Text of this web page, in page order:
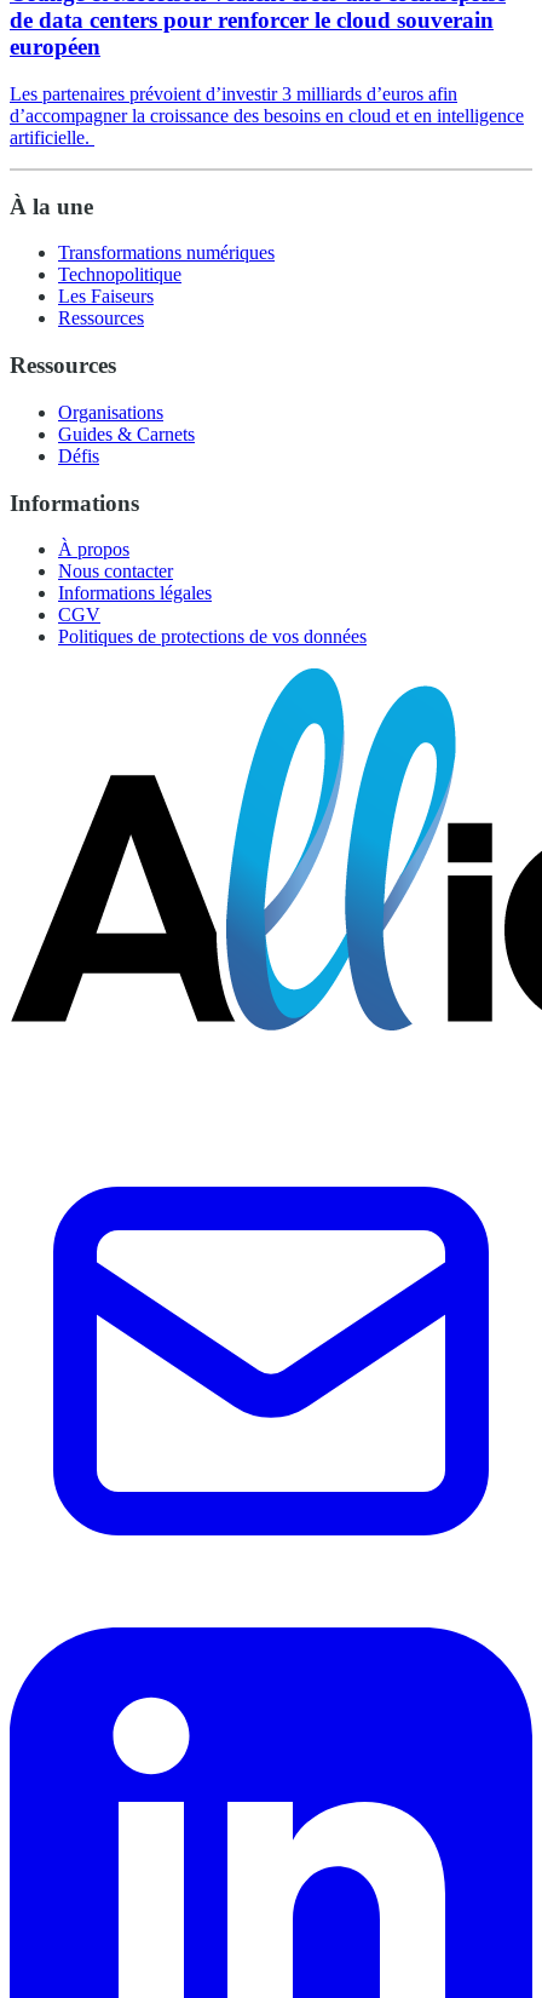
de data centers pour renforcer le cloud souverain
européen
Les partenaires prévoient d’investir 3 milliards d’euros afin
d’accompagner la croissance des besoins en cloud et en intelligence
artificielle.
À la une
Transformations numériques
Technopolitique
Les Faiseurs
Ressources
Ressources
Organisations
Guides & Carnets
Défis
Informations
À propos
Nous contacter
Informations légales
CGV
Politiques de protections de vos données